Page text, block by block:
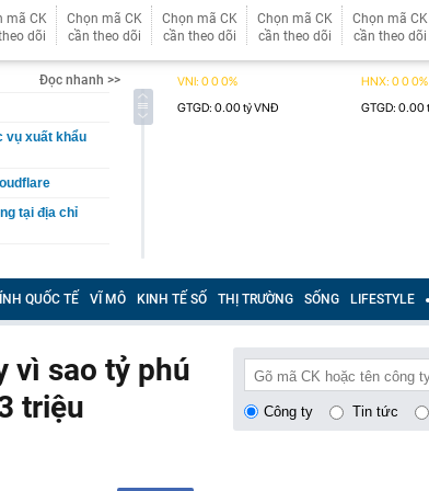
mã CK
dõi
Chọn mã CK
cần theo dõi
Chọn mã CK
cần theo dõi
Chọn mã CK
cần theo dõi
Chọn mã CK
cần theo dõi
Đọc nhanh >>
vụ xuất khẩu
tại địa chỉ
bán cương
kho báu
ngân hàng
QUỐC TẾ VĨ MÔ KINH TẾ SỐ THỊ TRƯỜNG SỐNG LIFESTYLE
vì sao tỷ phú
triệu
Công ty Tin tức